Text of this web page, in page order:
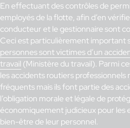
En effectuant des contrôles de
employés de la flotte, afin d’en
conducteur et le gestionnaire sont
Ceci est particulièrement important
personnes sont victimes d’un
travail (Ministère du travail). Parmi
les accidents routiers professionnels
fréquents mais ils font partie des
l’obligation morale et légale de
économiquement judicieux pour les
bien-être de leur personnel.